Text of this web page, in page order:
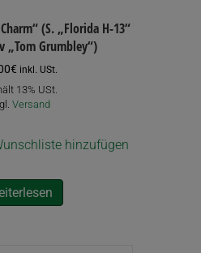
(S. „Florida H-13“
„Tom Grumbley“)
€ inkl. USt.
13% USt.
Versand
hinzufügen